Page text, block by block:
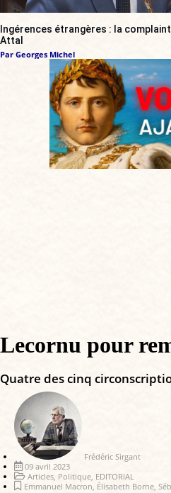
Ingérences étrangères : la
Attal
Par Georges Michel
Lecornu pour
Quatre des cinq
Frédéric Sirgant
09 avril 2023
Articles Politique EDITORIAL
Emmanuel Macron Élisabeth Borne